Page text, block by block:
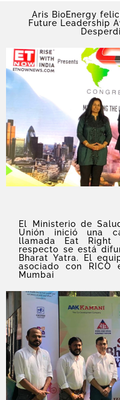
Aris BioEnergy
Future Leadership
El Ministerio de
Unión inició una
llamada Eat
respecto se está
Bharat Yatra. El
asociado con RICO
Mumbai